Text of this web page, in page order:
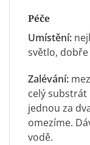
Péče
Umístění:
světlo,
Zalévání:
celý
jednou za
omezíme.
vodě.